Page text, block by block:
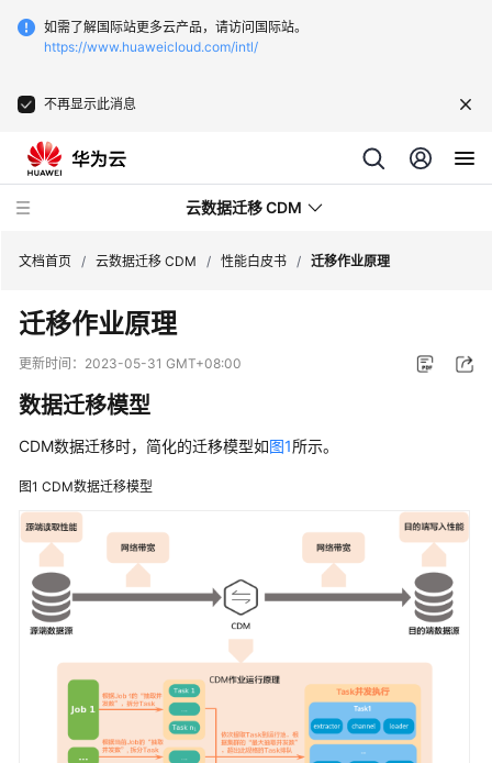
如需了解国际站更多云产品，请访问国际站。
https://www.huaweicloud.com/intl/
不再显示此消息
云数据迁移 CDM
最
新
态
服
务
告
产
品
介
文档首页 / 云数据迁移 CDM / 性能白皮书 / 迁移作业原理
迁移作业原理
更新时间： 2023-05-31 GMT+08:00
数据迁移模型
CDM数据迁移时，简化的迁移模型如图1所示。
图1 CDM数据迁移模型